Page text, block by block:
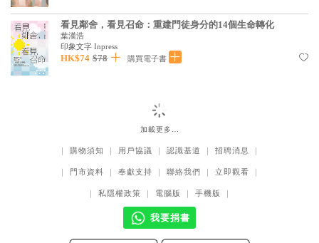
看見鄰舍，看見召命：重建門徒身分的14個生命轉化
葉漢浩
印象文字 Inpress
HK$74 $78 購買電子書
加載更多…
購物須知 用戶協議 認識基道 招聘消息
門市資料 奉獻支持 聯絡我們 立即觀看
私隱權政策 電腦版 手機版
我要捐書